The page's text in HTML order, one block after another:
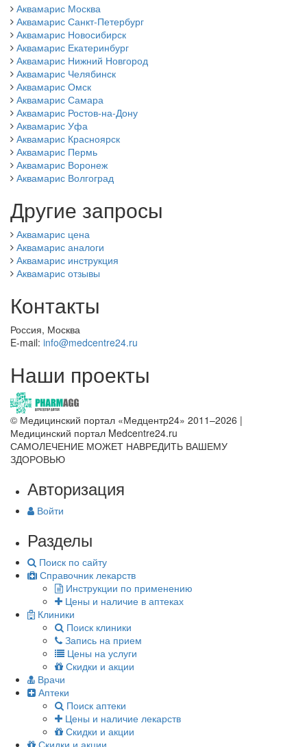
Аквамарис Москва
Аквамарис Санкт-Петербург
Аквамарис Новосибирск
Аквамарис Екатеринбург
Аквамарис Нижний Новгород
Аквамарис Челябинск
Аквамарис Омск
Аквамарис Самара
Аквамарис Ростов-на-Дону
Аквамарис Уфа
Аквамарис Красноярск
Аквамарис Пермь
Аквамарис Воронеж
Аквамарис Волгоград
Другие запросы
Аквамарис цена
Аквамарис аналоги
Аквамарис инструкция
Аквамарис отзывы
Контакты
Россия, Москва
E-mail: info@medcentre24.ru
Наши проекты
© Медицинский портал «Медцентр24» 2011–2026 |
Медицинский портал Medcentre24.ru
САМОЛЕЧЕНИЕ МОЖЕТ НАВРЕДИТЬ ВАШЕМУ
ЗДОРОВЬЮ
Авторизация
Войти
Разделы
Поиск по сайту
Справочник лекарств
Инструкции по применению
Цены и наличие в аптеках
Клиники
Поиск клиники
Запись на прием
Цены на услуги
Скидки и акции
Врачи
Аптеки
Поиск аптеки
Цены и наличие лекарств
Скидки и акции
Скидки и акции